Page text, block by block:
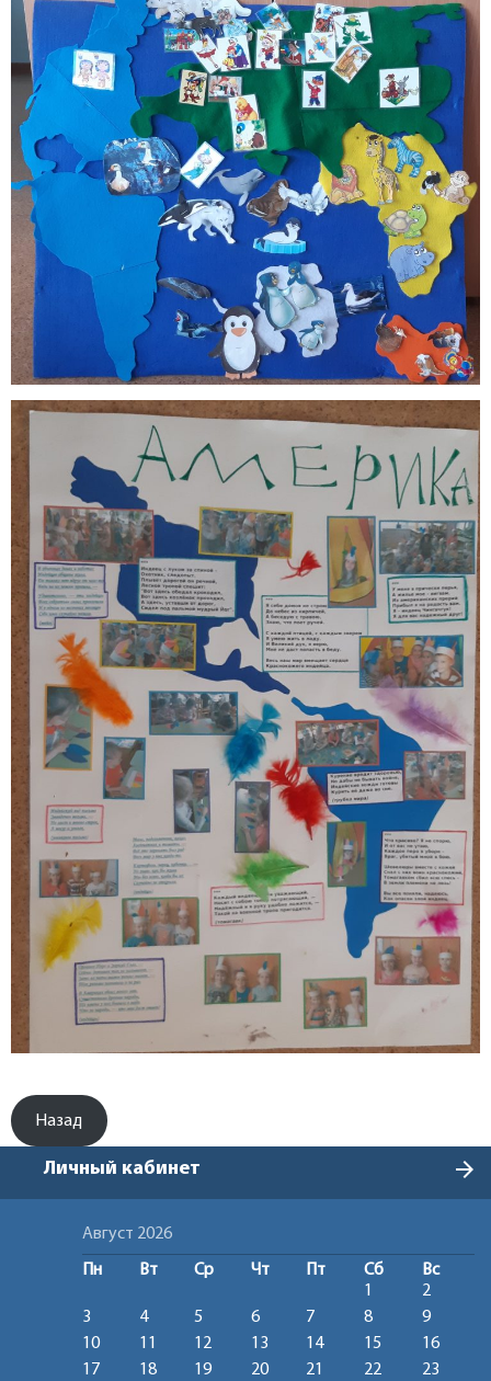
Назад
Личный кабинет arrow_forward
Август 2026
Пн Вт Ср Чт Пт Сб
Вс
1
2
3
4 5 6 7 8
9
10
11 12 13 14 15
16
17
18 19 20 21 22
23